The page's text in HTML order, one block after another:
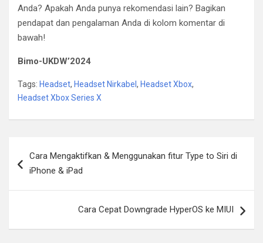
Anda? Apakah Anda punya rekomendasi lain? Bagikan
pendapat dan pengalaman Anda di kolom komentar di
bawah!
Bimo-UKDW’2024
Tags: Headset, Headset Nirkabel , Headset Xbox,
Headset Xbox Series X
navigation
Cara Mengaktifkan & Menggunakan fitur Type to Siri di
iPhone & iPad
Cara Cepat Downgrade HyperOS ke MIUI